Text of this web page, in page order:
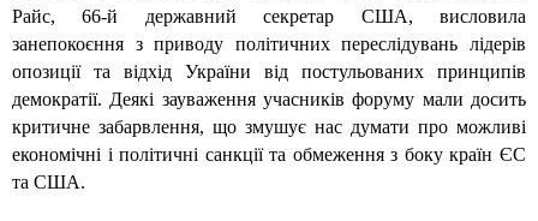
Райс, 66-й державний секретар США, висловила
занепокоєння з приводу політичних переслідувань лідерів
опозиції та відхід України від постульованих принципів
демократії. Деякі зауваження учасників форуму мали досить
критичне забарвлення, що змушує нас думати про можливі
економічні і політичні санкції та обмеження з боку країн ЄС
та США.